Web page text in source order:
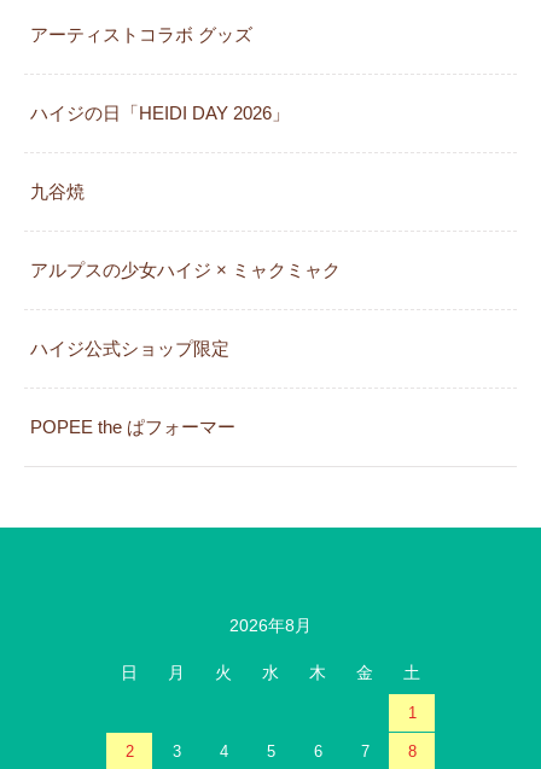
アーティストコラボ グッズ
ハイジの日「HEIDI DAY 2026」
九谷焼
アルプスの少女ハイジ × ミャクミャク
ハイジ公式ショップ限定
POPEE the ぱフォーマー
2026年8月
日 月 火 水 木 金 土
1
2 3 4 5 6 7 8